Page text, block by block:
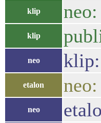
klip
klip
neo klip:
etalon
neo